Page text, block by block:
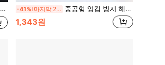
-41% 마지막 2일 중공형 엉킴 방지 헤어 브러시, 부드러운 헤어 브러시, 빠른 건조, 내열성 탄성 브러시, 쉽게 엉킨 머리 풀기, 엉킴 없음, 부드러운 직모 및 곱슬머리 케어에 적합, 걸 선물(그린), 헤어 브러시, 빗, 헤어 스타일링 도구, 헤어 케어 제품 및 액세서리, 헤어 살롱, 뷰티 살롱, 개학, 여행 및 휴가에 적합, 걸 필수품, 헤어 브러시, 엉킴 방지 브러시, 헤어드레서, 헤어스타일, 헤어 케어, 빗 세트, 빗, 곱슬머리 빗, 엉킴 방지 브러시, 걸 헤어 브러시, 헤어 살롱, 헤어 스타일링
1,343원